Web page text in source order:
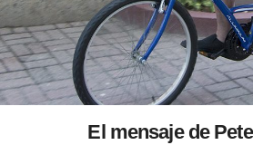
El mensaje de